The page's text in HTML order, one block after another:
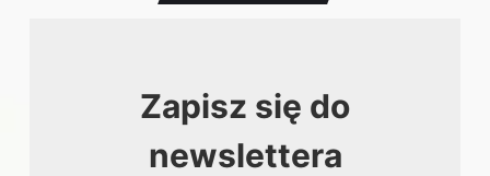
Zapisz się do
newslettera